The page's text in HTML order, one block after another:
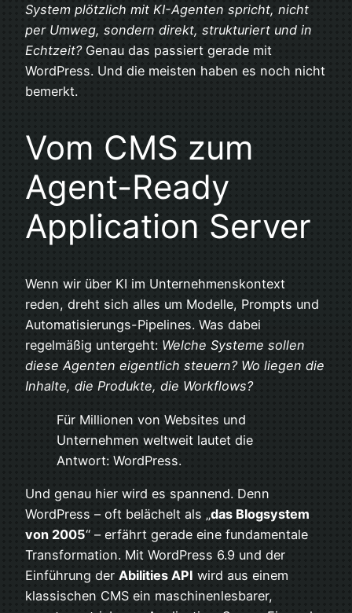
System plötzlich mit KI-Agenten spricht, nicht
per Umweg, sondern direkt, strukturiert und in
Echtzeit?Genau das passiert gerade mit
WordPress. Und die meisten haben es noch nicht
bemerkt.
Vom CMS zum
Agent-Ready
Application Server
Wenn wir über KI im Unternehmenskontext
reden, dreht sich alles um Modelle, Prompts und
Automatisierungs-Pipelines. Was dabei
regelmäßig untergeht: Welche Systeme sollen
diese Agenten eigentlich steuern? Wo liegen die
Inhalte, die Produkte, die Workflows?
Für Millionen von Websites und
Unternehmen weltweit lautet die
Antwort: WordPress.
Und genau hier wird es spannend. Denn
WordPress – oft belächelt als „das Blogsystem
von 2005“ – erfährt gerade eine fundamentale
Transformation. Mit WordPress 6.9 und der
Einführung der Abilities API wird aus einem
klassischen CMS ein maschinenlesbarer,